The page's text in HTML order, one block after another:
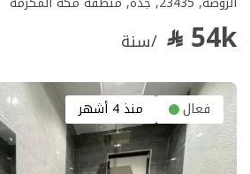
54k /سنة
فعال منذ 4 أشهر